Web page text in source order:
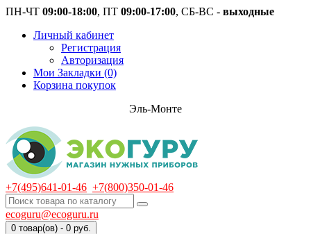
ПН-ЧТ 09:00-18:00, ПТ 09:00-17:00, СБ-ВС - выходные
Личный кабинет
Регистрация
Авторизация
Мои Закладки (0)
Корзина покупок
Эль-Монте
+7(495)641-01-46 +7(800)350-01-46
ecoguru@ecoguru.ru
0 товар(ов) - 0 руб.